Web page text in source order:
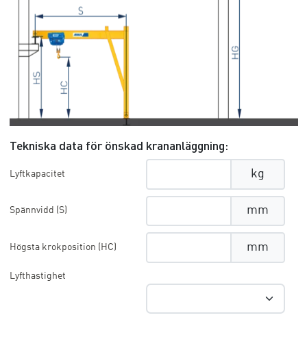
Tekniska data för önskad krananläggning:
Lyftkapacitet kg
Spännvidd (S) mm
Högsta krokposition (HC) mm
Lyfthastighet